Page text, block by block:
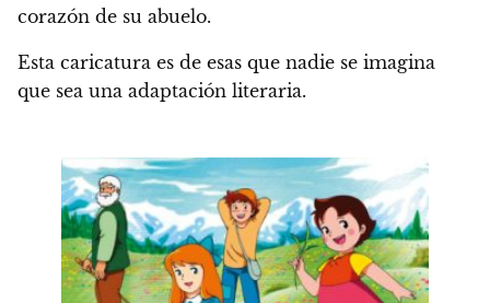
corazón de su abuelo.
Esta caricatura es de esas que nadie se imagina
que sea una adaptación literaria.